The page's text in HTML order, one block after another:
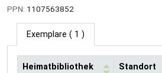
PPN: 1107563852
Exemplare ( 1 )
Heimatbibliothek Standort